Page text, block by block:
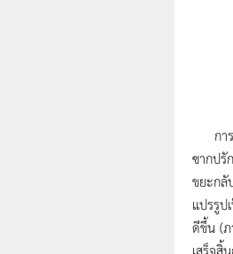
การ
ซากปรั
ขยะกลั
แปรรูป
ดีขึ้น (